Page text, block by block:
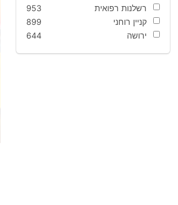
רשלנות רפואית
953
קניין רוחני
899
ירושה
644